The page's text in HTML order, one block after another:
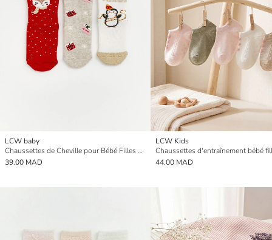
LCW baby
Chaussettes de Cheville pour Bébé Filles à Thème de Noël Lot de 3 pièces
39.00 MAD
LCW Kids
44.00 MAD